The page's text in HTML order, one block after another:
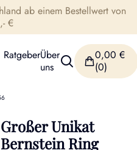
ab einem Bestellwert von
€
RatgeberÜber
uns
0,00 €
(0)
Großer Unikat
Bernstein Ring